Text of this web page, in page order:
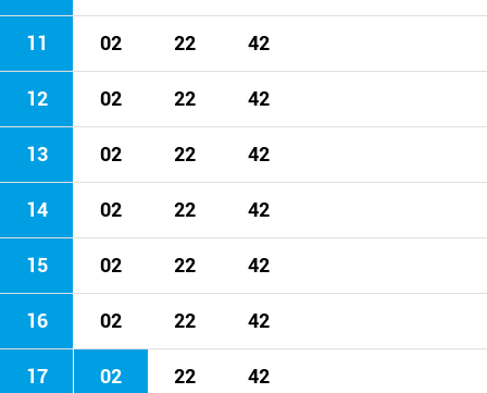
11 02 22 42
12 02 22 42
13 02 22 42
14 02 22 42
15 02 22 42
16 02 22 42
17 02 22 42